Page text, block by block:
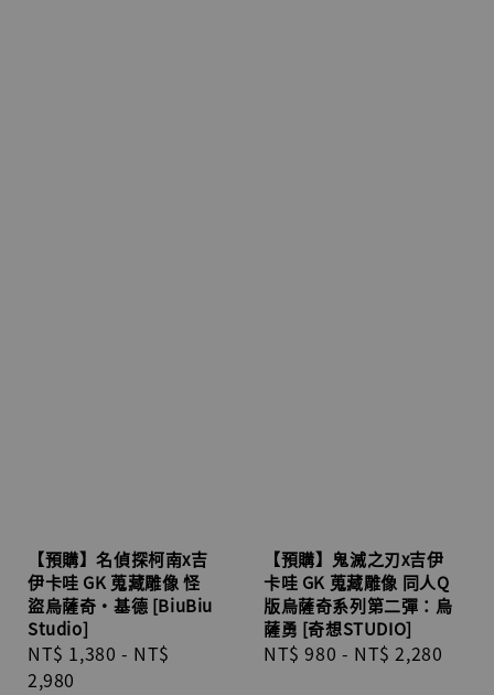
【預購】名偵探柯南x吉
伊卡哇 GK 蒐藏雕像 怪
盜烏薩奇·基德 [BiuBiu
Studio]
Regular
price
NT$ 1,380 - NT$
2,980
【預購】鬼滅之刃x吉伊
卡哇 GK 蒐藏雕像 同人Q
版烏薩奇系列第二彈：烏
薩勇 [奇想STUDIO]
Regular
NT$ 980 - NT$ 2,280